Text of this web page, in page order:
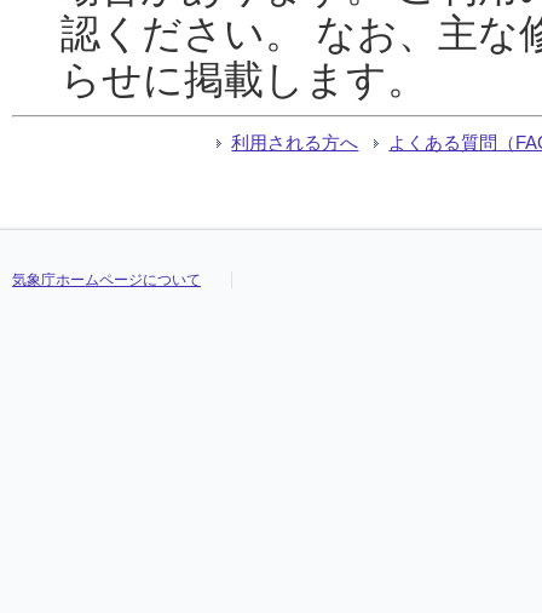
認ください。 なお、主な
らせに掲載します。
利用される方へ よくある質問（
気象庁ホームページについて